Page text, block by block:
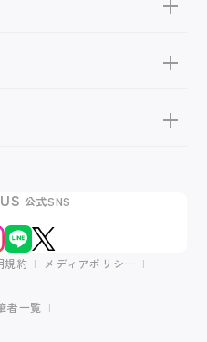
公式SNS
規約
メディアポリシー
者一覧